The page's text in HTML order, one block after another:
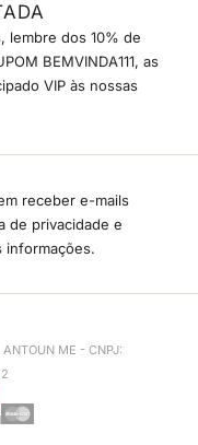
lembre dos 10% de
BEMVINDA111, as
VIP às nossas
receber e-mails
de privacidade e
informações.
ME - CNPJ: